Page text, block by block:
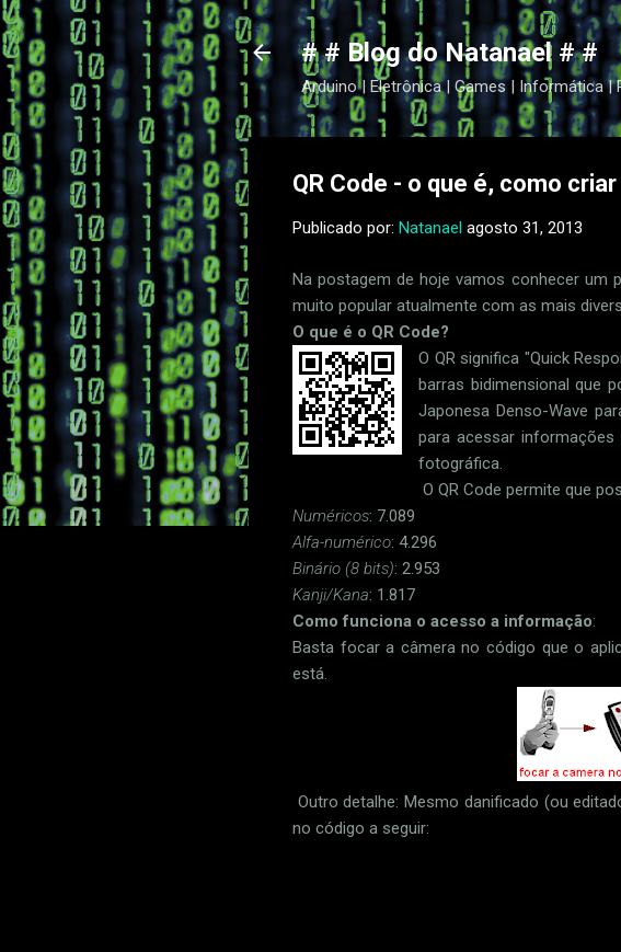
# # Blog do Natanael # #
Arduino | Eletrônica | Games | Informática |
QR Code - o que é, como
Publicado por: Natanael agosto 31, 2013
Na postagem de hoje vamos conhecer um
muito popular atualmente com as mais
O que é o QR Code?
O QR significa "Quick
barras bidimensional que
Japonesa Denso-Wave
para acessar
fotográfica.
O QR Code permite que
Numéricos: 7.089
Alfa-numérico: 4.296
Binário (8 bits): 2.953
Kanji/Kana: 1.817
Como funciona o acesso a informação:
Basta focar a câmera no código que o
está.
Outro detalhe: Mesmo danificado (ou
no código a seguir: